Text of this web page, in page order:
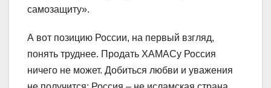
самозащиту».
А вот позицию России, на первый взгляд,
понять труднее. Продать ХАМАСу Россия
ничего не может. Добиться любви и уважения